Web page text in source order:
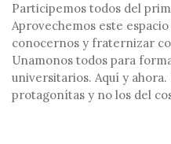
Participemos todos del
Aprovechemos este
conocernos y fraternizar
Unamonos todos para
universitarios. Aquí y
protagonítas y no los del